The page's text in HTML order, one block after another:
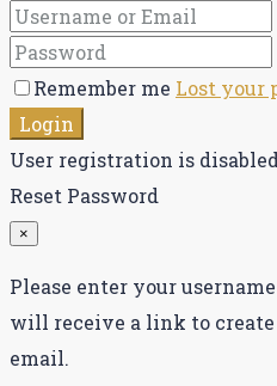
Remember me Lost your
Login
User registration is
Reset Password
×
Please enter your
will receive a link to create
email.